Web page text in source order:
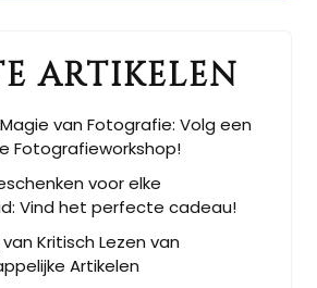
artikelen
van Fotografie: Volg een
Fotografieworkshop!
voor elke
Vind het perfecte cadeau!
Kritisch Lezen van
Artikelen